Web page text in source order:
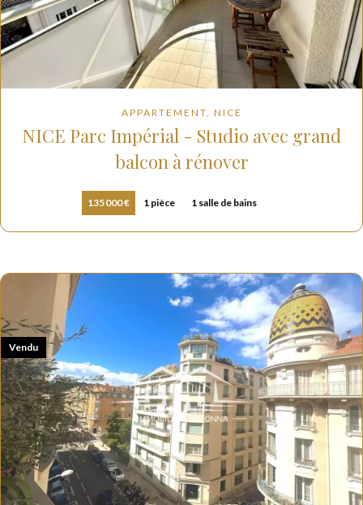
APPARTEMENT, NICE
NICE Parc Impérial - Studio avec grand
balcon à rénover
135 000 € 1 pièce 1 salle de bains
Vendu